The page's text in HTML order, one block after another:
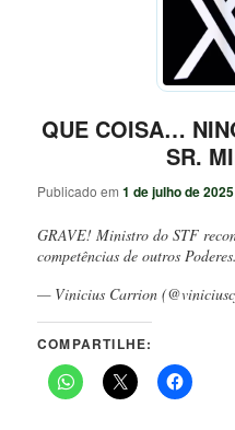
QUE COISA…
SR.
Publicado em1 de julho de 2025
GRAVE! Ministro do STF
competências de outros
— Vinicius Carrion
COMPARTILHE: